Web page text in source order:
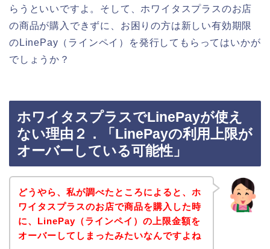
らうといいですよ。そして、ホワイタスプラスのお店
の商品が購入できずに、お困りの方は新しい有効期限
のLinePay（ラインペイ）を発行してもらってはいかが
でしょうか？
ホワイタスプラスでLinePayが使え
ない理由２．「LinePayの利用上限が
オーバーしている可能性」
どうやら、私が調べたところによると、ホ
ワイタスプラスのお店で商品を購入した時
に、LinePay（ラインペイ）の上限金額を
オーバーしてしまったみたいなんですよね